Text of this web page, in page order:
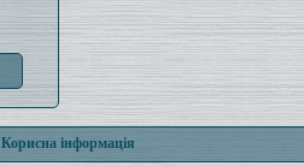
Корисна інформація